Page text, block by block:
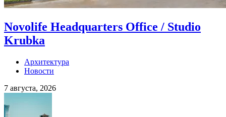
Novolife Headquarters Office / Studio
Krubka
Архитектура
Новости
7 августа, 2026